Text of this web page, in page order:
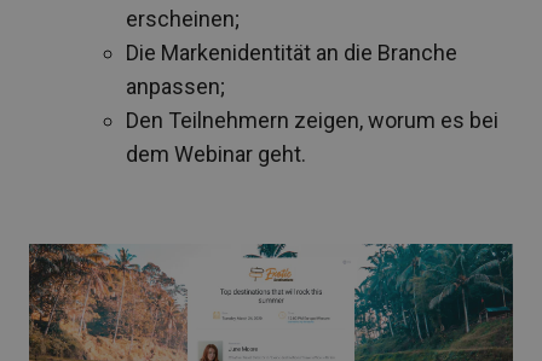
erscheinen;
Die Markenidentität an die Branche
anpassen;
Den Teilnehmern zeigen, worum es bei
dem Webinar geht.